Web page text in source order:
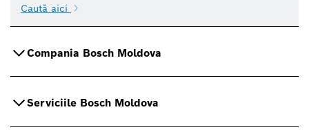
Caută aici
Compania Bosch Moldova
Serviciile Bosch Moldova